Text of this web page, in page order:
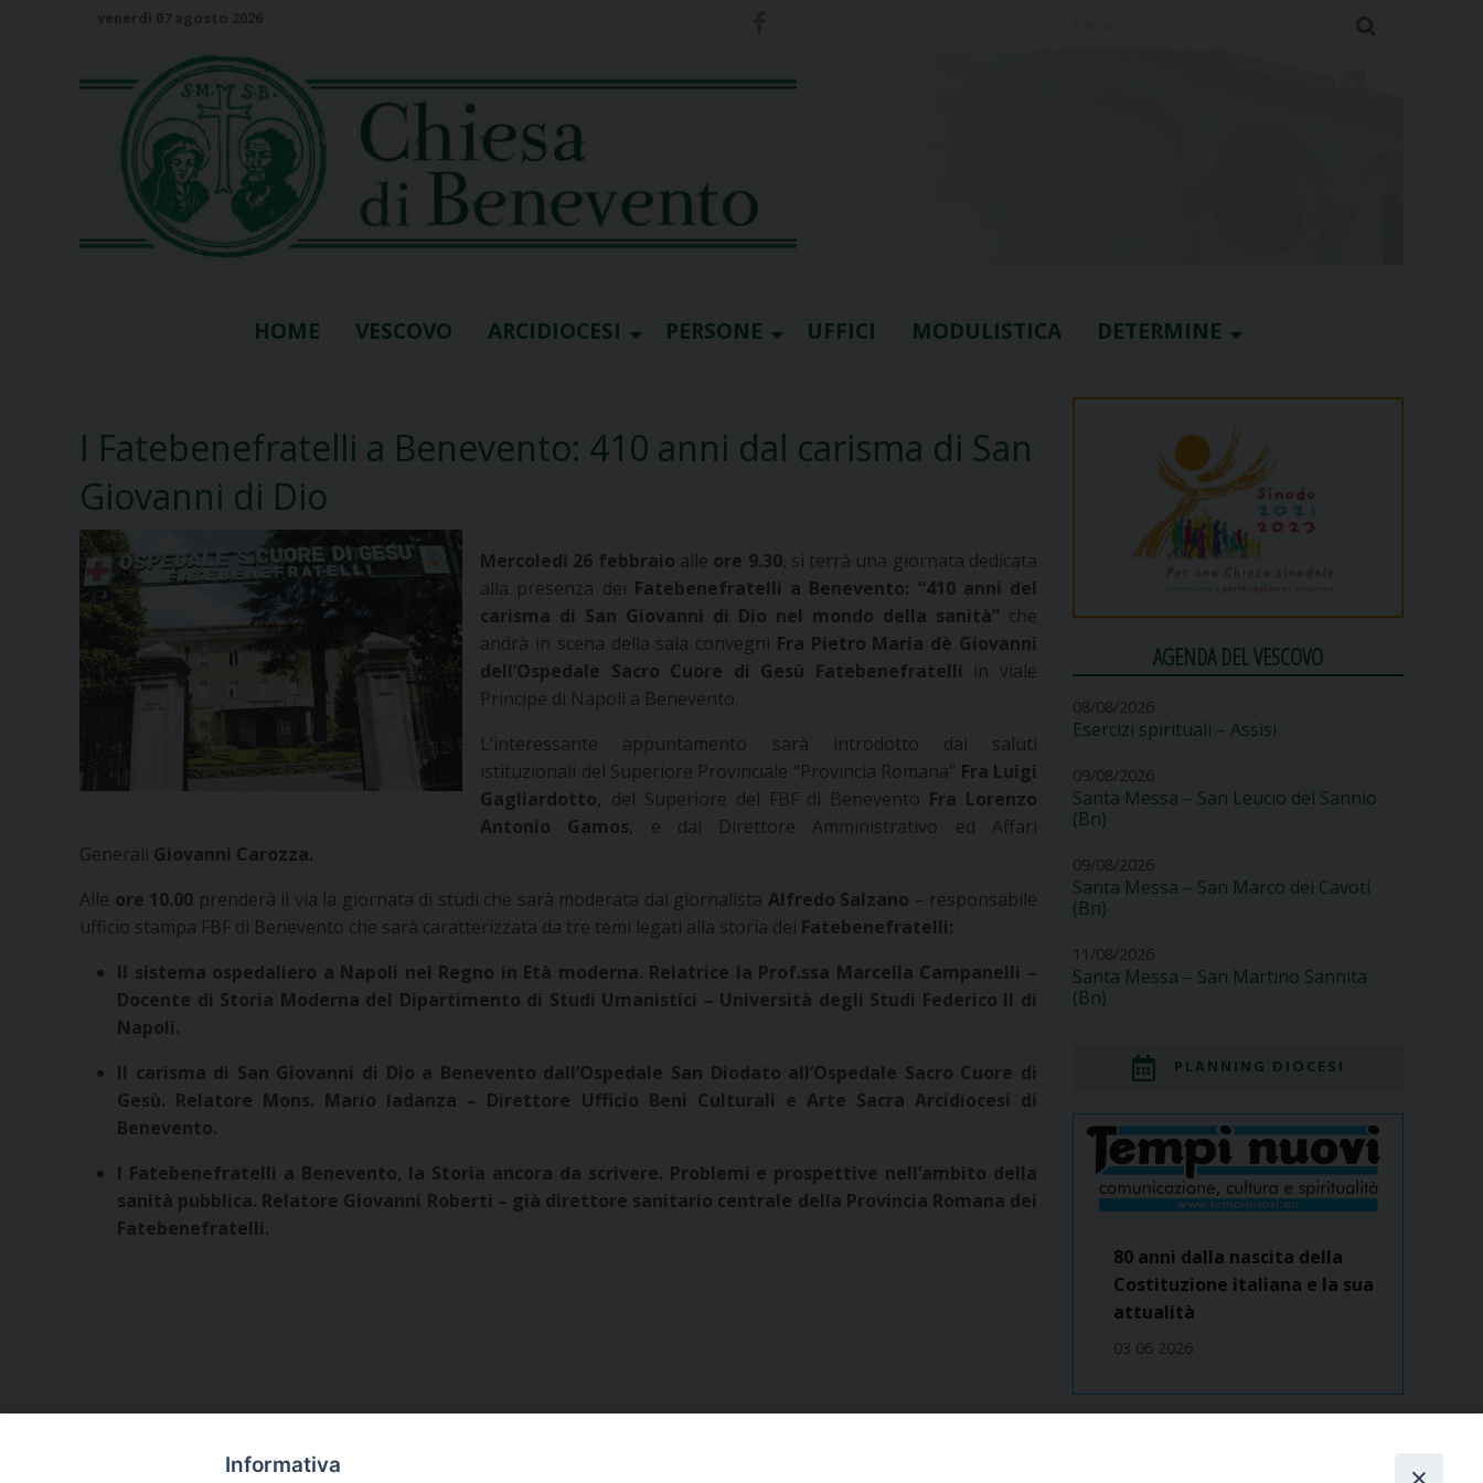
HOME VESCOVO ARCIDIOCESI PERSONE UFFICI MODULISTICA DETERMINE
I Fatebenefratelli a Benevento: 410 anni dal carisma di San
Giovanni di Dio
Mercoledì 26 febbraio alle ore 9.30, si terrà una giornata dedicata
alla presenza dei Fatebenefratelli a Benevento: “410 anni del
carisma di San Giovanni di Dio nel mondo della sanità” che
andrà in scena della sala convegni Fra Pietro Maria dè Giovanni
dell’Ospedale Sacro Cuore di Gesù Fatebenefratelli in viale
Principe di Napoli a Benevento.
L’interessante appuntamento sarà introdotto dai saluti
istituzionali del Superiore Provinciale “Provincia Romana” Fra Luigi
Gagliardotto, del Superiore del FBF di Benevento Fra Lorenzo
Antonio Gamos, e dal Direttore Amministrativo ed Affari
Generali Giovanni Carozza.
Alle ore 10.00 prenderà il via la giornata di studi che sarà moderata dal giornalista Alfredo Salzano – responsabile
ufficio stampa FBF di Benevento che sarà caratterizzata da tre temi legati alla storia dei Fatebenefratelli:
Il sistema ospedaliero a Napoli nel Regno in Età moderna. Relatrice la Prof.ssa Marcella Campanelli –
Docente di Storia Moderna del Dipartimento di Studi Umanistici – Università degli Studi Federico II di
Napoli.
Il carisma di San Giovanni di Dio a Benevento dall’Ospedale San Diodato all’Ospedale Sacro Cuore di
Gesù. Relatore Mons. Mario Iadanza – Direttore Ufficio Beni Culturali e Arte Sacra Arcidiocesi di
Benevento.
I Fatebenefratelli a Benevento, la Storia ancora da scrivere. Problemi e prospettive nell’ambito della
sanità pubblica. Relatore Giovanni Roberti – già direttore sanitario centrale della Provincia Romana dei
Fatebenefratelli.
AGENDA DEL VESCOVO
08/08/2026
Esercizi spirituali – Assisi
09/08/2026
Santa Messa – San Leucio del Sannio
(Bn)
09/08/2026
Santa Messa – San Marco dei Cavoti
(Bn)
11/08/2026
Santa Messa – San Martino Sannita
(Bn)
PLANNING DIOCESI
80 anni dalla nascita della
Costituzione italiana e la sua
attualità
03 06 2026
Informativa